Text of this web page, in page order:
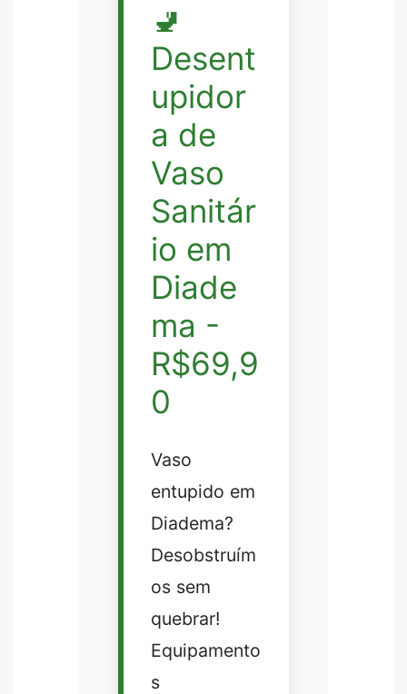
🚽
Desent
upidor
a de
Vaso
Sanitár
io em
Diade
ma -
R$69,9
0
Vaso
entupido em
Diadema?
Desobstruím
os sem
quebrar!
Equipamento
s